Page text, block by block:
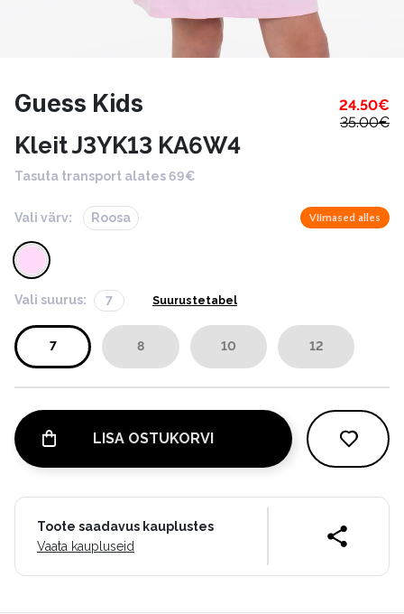
Guess Kids 24.50€
35.00€
Kleit J3YK13 KA6W4
Tasuta transport alates 69€
Vali värv: Roosa Viimased alles
Vali suurus: 7 Suurustetabel
7 8 10 12
LISA OSTUKORVI
Toote saadavus kauplustes
Vaata kaupluseid